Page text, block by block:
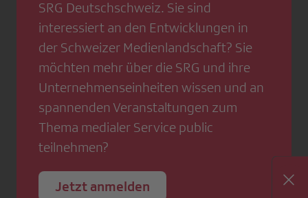
SRG Deutschschweiz. Sie sind
interessiert an den Entwicklungen in
der Schweizer Medienlandschaft? Sie
möchten mehr über die SRG und ihre
Unternehmenseinheiten wissen und an
spannenden Veranstaltungen zum
Thema medialer Service public
teilnehmen?
Jetzt anmelden